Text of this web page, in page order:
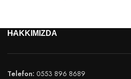
HAKKIMIZDA
Telefon: 0553 896 8689